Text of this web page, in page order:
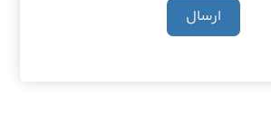
ارسال